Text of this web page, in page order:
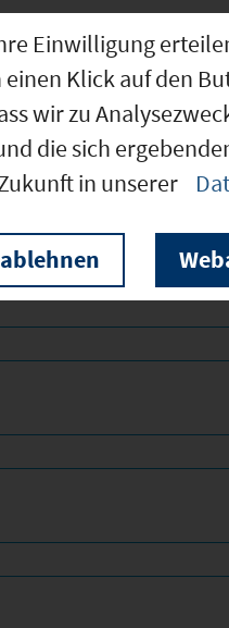
350
Einwilligung
Klick auf den
wir zu
die sich
in unserer